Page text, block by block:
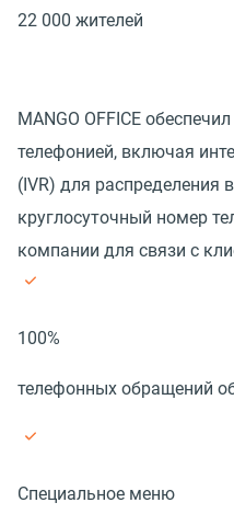
22 000 жителей
MANGO OFFICE
телефонией, включая
(IVR) для распределения
круглосуточный номер
компании для связи с
100%
телефонных обращений
Специальное меню